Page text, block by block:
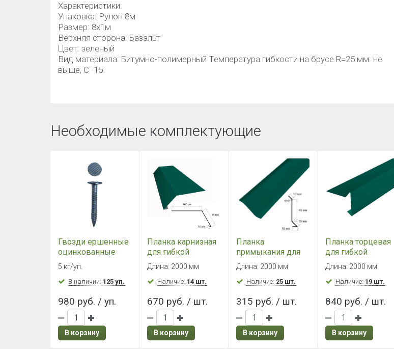
Характеристики:
Упаковка: Рулон 8м
Размер: 8х1м
Верхняя сторона: Базальт
Цвет: зеленый
Вид материала: Битумно-полимерный Температура гибкости на брусе R=25 мм: не
выше, С -15
Необходимые комплектующие
Гвозди ершенные
оцинкованные
3,5х30 мм (5 кг./
уп.)
5 кг/уп.
В наличии: 125 уп.
980 руб. / уп.
В корзину
Планка карнизная
для гибкой
черепицы
(зеленая RAL 6005)
Длина: 2000 мм
Наличие: 14 шт.
670 руб. / шт.
В корзину
Планка
примыкания для
гибкой черепицы
(зеленая RAL 6005)
Длина: 2000 мм
Наличие: 25 шт.
315 руб. / шт.
В корзину
Планка торцевая
для гибкой
черепицы
SHINGLAS
(зеленая RAL 6005)
Длина: 2000 мм
Наличие: 19 шт.
840 руб. / шт.
В корзину